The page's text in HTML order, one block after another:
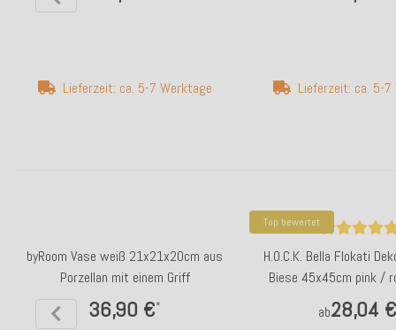
Lieferzeit: ca. 5-7 Werktage Lieferzeit: ca. 5-7
byRoom Vase weiß 21x21x20cm aus
Porzellan mit einem Griff
36,90 €*
Top bewertet
H.O.C.K. Bella Flokati
Biese 45x45cm pink /
ab28,04 €